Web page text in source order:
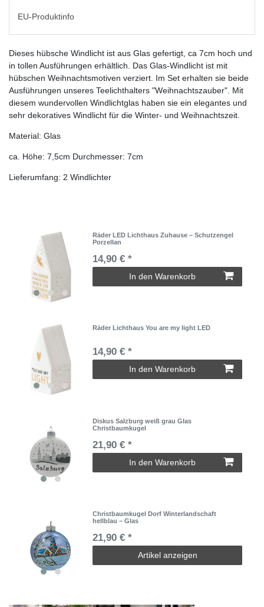
EU-Produktinfo
Dieses hübsche Windlicht ist aus Glas gefertigt, ca 7cm hoch und
in tollen Ausführungen erhältlich. Das Glas-Windlicht ist mit
hübschen Weihnachtsmotiven verziert. Im Set erhalten sie beide
Ausführungen unseres Teelichthalters "Weihnachtszauber". Mit
diesem wundervollen Windlichtglas haben sie ein elegantes und
sehr dekoratives Windlicht für die Winter- und Weihnachtszeit.
Material: Glas
ca. Höhe: 7,5cm Durchmesser: 7cm
Lieferumfang: 2 Windlichter
Räder LED Lichthaus Zuhause – Schutzengel
Porzellan
14,90 € *
In den Warenkorb
Räder Lichthaus You are my light LED
14,90 € *
In den Warenkorb
Diskus Salzburg weiß grau Glas
Christbaumkugel
21,90 € *
In den Warenkorb
Christbaumkugel Dorf Winterlandschaft
hellblau – Glas
21,90 € *
Artikel anzeigen